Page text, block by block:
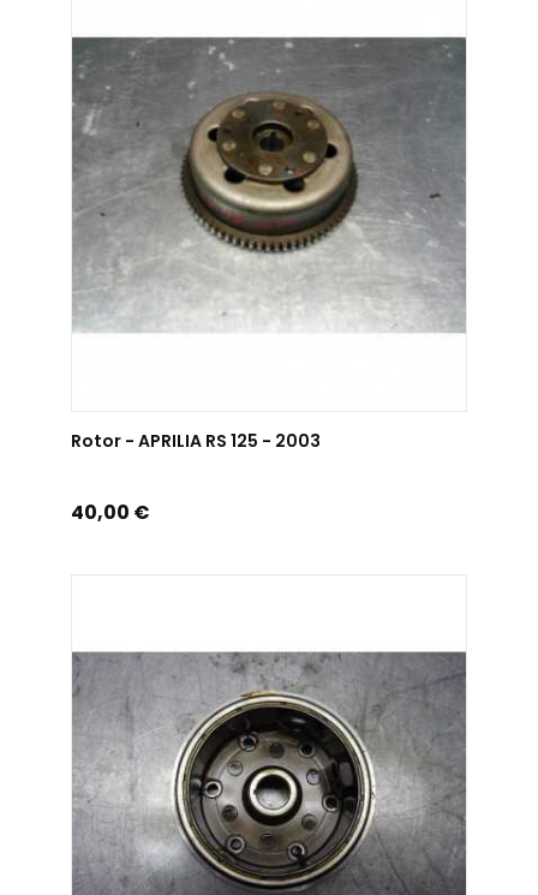
Rotor - APRILIA RS 125 - 2003
Prix
40,00 €